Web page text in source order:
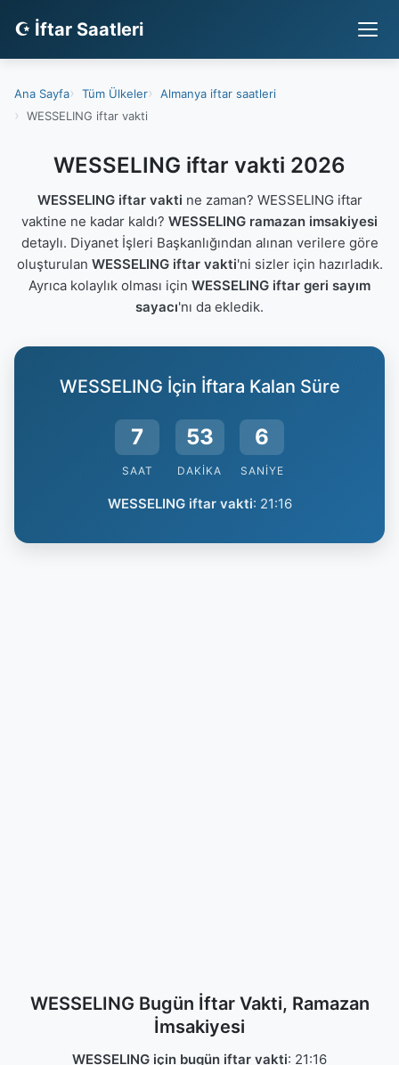
☪ İftar Saatleri
Ana Sayfa Tüm Ülkeler
Almanya iftar saatleri
WESSELING iftar vakti
WESSELING iftar vakti 2026
WESSELING iftar vakti ne zaman? WESSELING iftar
vaktine ne kadar kaldı? WESSELING ramazan imsakiyesi
detaylı. Diyanet İşleri Başkanlığından alınan verilere göre
oluşturulan WESSELING iftar vakti'ni sizler için hazırladık.
Ayrıca kolaylık olması için WESSELING iftar geri sayım
sayacı'nı da ekledik.
WESSELING İçin İftara Kalan Süre
7
SAAT
53
DAKIKA
5
SANIYE
WESSELING iftar vakti: 21:16
WESSELING Bugün İftar Vakti, Ramazan
İmsakiyesi
WESSELING için bugün iftar vakti: 21:16